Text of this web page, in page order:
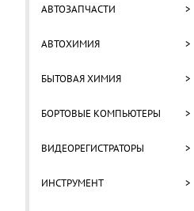
АВТОЗАПЧАСТИ >
АВТОХИМИЯ >
БЫТОВАЯ ХИМИЯ >
БОРТОВЫЕ КОМПЬЮТЕРЫ >
ВИДЕОРЕГИСТРАТОРЫ >
ИНСТРУМЕНТ >